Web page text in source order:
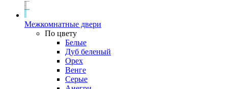
Межкомнатные двери
По цвету
Белые
Дуб беленый
Орех
Венге
Серые